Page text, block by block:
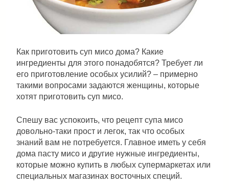
Как приготовить суп мисо дома? Какие
ингредиенты для этого понадобятся? Требует ли
его приготовление особых усилий? – примерно
такими вопросами задаются женщины, которые
хотят приготовить суп мисо.
Спешу вас успокоить, что рецепт супа мисо
довольно-таки прост и легок, так что особых
знаний вам не потребуется. Главное иметь у себя
дома пасту мисо и другие нужные ингредиенты,
которые можно купить в любых супермаркетах или
специальных магазинах восточных специй.